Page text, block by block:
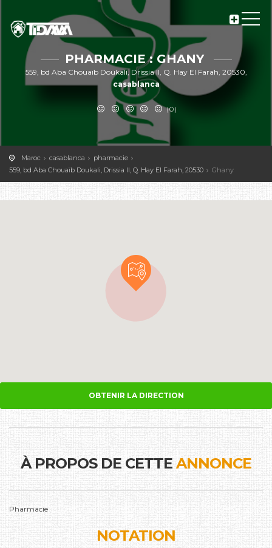
PHARMACIE : GHANY
559, bd Aba Chouaïb Doukali, Drissia II, Q. Hay El Farah, 20530,
casablanca
(0)
Maroc casablanca
pharmacie
559, bd Aba Chouaïb Doukali, Drissia II, Q. Hay El Farah, 20530
Ghany
OBTENIR LA DIRECTION
À PROPOS DE CETTEANNONCE
Pharmacie
NOTATION